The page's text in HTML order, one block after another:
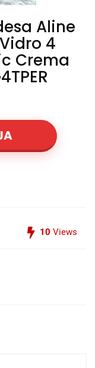
Aline
4
Crema
10 Views